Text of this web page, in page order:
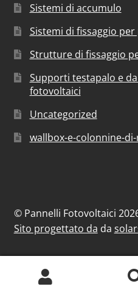
Sistemi di accumulo
Sistemi di fissaggio
Strutture di fissaggio
Supporti testapalo e
fotovoltaici
Uncategorized
wallbox-e-colonnine-
© Pannelli Fotovoltaici
Sito progettato da da